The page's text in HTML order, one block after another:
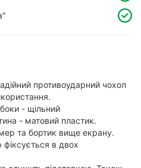
противоударний чохол
- щільний
- матовий пластик.
та бортик вище екрану.
в двох